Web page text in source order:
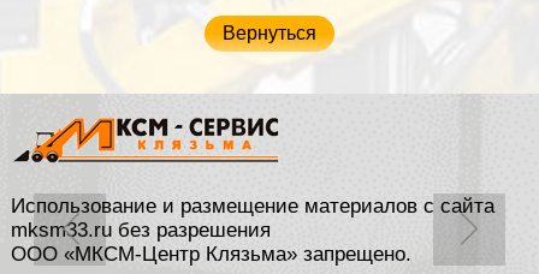
Вернуться
Использование и размещение материалов с сайта
mksm33.ru без разрешения
ООО «МКСМ-Центр Клязьма» запрещено.